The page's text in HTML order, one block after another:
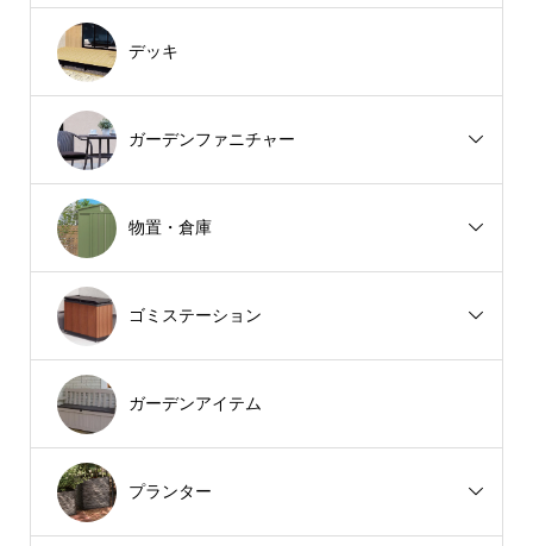
デッキ
ガーデンファニチャー
物置・倉庫
ゴミステーション
ガーデンアイテム
プランター